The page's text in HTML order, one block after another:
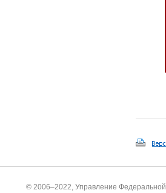
© 2006–2022, Управление Федеральной